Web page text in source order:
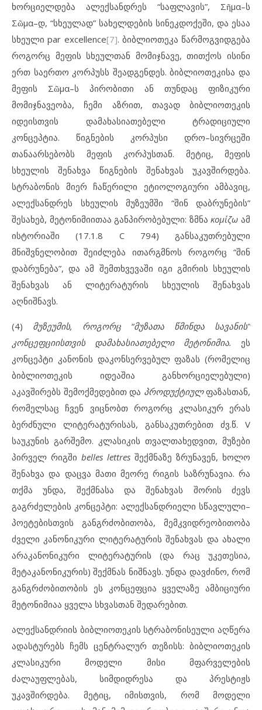
ხორციელდება ალექსანდრეს “საფლავის”, Σῆμα–ს
Σῶμα–დ, “სხეულად” სახელდების სინეკდოქეში, და ესაა
სხეული par excellence[7]. ბიბლიოთეკა წარმოგვიდგება
როგორც მეფის სხეულთან მომიჯნავე, თითქოს ისინი
ერთ საერთო კორპუსს შეადგენდეს. ბიბლიოთეკისა და
მეფის Σῶμα–ს პირობითი ან თუნდაც ფიზიკური
მომიჯნავეობა, ჩემი აზრით, თავად ბიბლიოთეკის
იდეისთვის დამახასიათებელი ტრადიციული
კონცეპტია. წიგნების კორპუსი დრო–სივრცეში
თანაარსებობს მეფის კორპუსთან. მეტიც, მეფის
სხეულის შენახვა წიგნების შენახვას უკავშირდება.
სტრაბონის მიერ ჩაწერილი ეტიოლოგიური ამბავიც,
ალექსანდრეს სხეულის მუზეუმში “შინ დაბრუნების”
შესახებ, მეტონიმიითაა განპირობებული: ზმნაκομίζω ამ
ისტორიაში (17.1.8 C 794) განსაკუთრებული
მნიშვნელობით შეიძლება ითარგმნოს როგორც “შინ
დაბრუნება”, და ამ შემთხვევაში იგი გმირის სხეულის
შენახვას ან ლიტერატურის სხეულის შენახვას
აღნიშნავს.
(4) მუზეუმის, როგორც “მუზათა წმინდა სავანის”
კონცეფციისთვის
დამახასიათებელი მეტონიმია. ეს
კონცეპტი კანონის დაკონსერვებულ ფაზას (რომელიც
ბიბლიოთეკის იდეაშია განხორციელებული)
აკავშირებს შემოქმედებით და პროდუქტიულფაზასთან,
რომელსაც ჩვენ ვიცნობთ როგორც კლასიკურ ერას
ბერძნული ლიტერატურისას, განსაკუთრებით ძვ.წ. V
საუკუნის გარშემო. კლასიკის თვალთახედვით, მუზები
პირველ რიგში belles lettres შექმნაზე ზრუნავენ, ხოლო
შენახვა და დაცვა მათი მეორე რიგის საზრუნავია. რა
თქმა უნდა, შექმნასა და შენახვას შორის ძევს
გაგრძელების კონცეპტი: ალექსანდრიელი სწავლული–
პოეტებისთვის განგრძობითობა, მემკვიდრეობითობა
ძველი კანონიკური ლიტერატურის შენახვას და ახალი
არაკანონიკური ლიტერატურის (და რაც უკეთესია,
მეტაკანონიკურის) შექმნას ნიშნავს. უნდა დავძინო, რომ
განგრძობითობის ეს კონცეფცია ყველაზე ამბიციური
მეტონიმიაა ყველა სხვასთან შედარებით.
ალექსანდრიის ბიბლიოთეკის სტრაბონისეული აღწერა
ადასტურებს ჩემს ცენტრალურ თეზისს: ბიბლიოთეკის
კლასიკური მოდელი მისი მფარველების
ძალაუფლებას, სიმდიდრესა და პრესტიჟს
უკავშირდება. მეტიც, იმისთვის, რომ მოდელი